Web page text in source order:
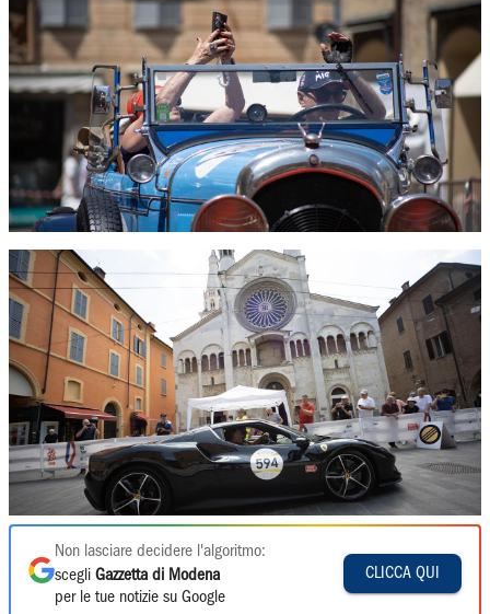
Non lasciare decidere l'algoritmo:
scegli Gazzetta di Modena
per le tue notizie su Google
CLICCA QUI